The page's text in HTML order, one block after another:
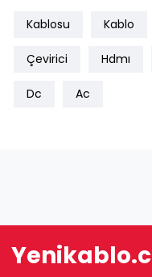
Kablosu Kablo
Çevirici Hdmı
Dc Ac